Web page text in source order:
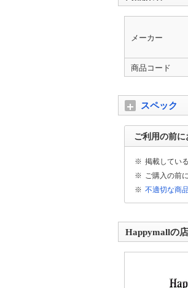
偽サイトにご注意
日頃より、当店
トの存在を確認
メーカー
商品コード
スペック
ご利用の前
※ 掲載してい
※ ご購入の前
※ 不適切な商
Happymallの